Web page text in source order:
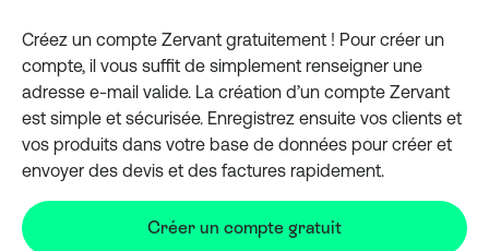
Créez un compte Zervant gratuitement ! Pour créer un
compte, il vous suffit de simplement renseigner une
adresse e-mail valide. La création d’un compte Zervant
est simple et sécurisée. Enregistrez ensuite vos clients et
vos produits dans votre base de données pour créer et
envoyer des devis et des factures rapidement.
Créer un compte gratuit